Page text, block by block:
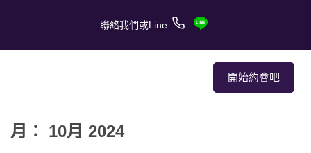
聯絡我們或Line
開始約會吧
關於我們
月： 10月 2024